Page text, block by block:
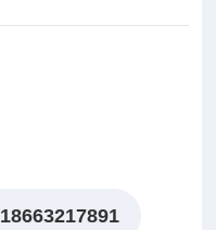
18663217891